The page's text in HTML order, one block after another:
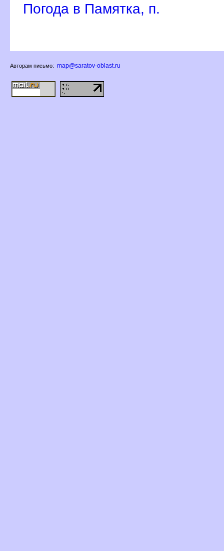
Погода в Памятка, п.
Авторам письмо: map@saratov-oblast.ru